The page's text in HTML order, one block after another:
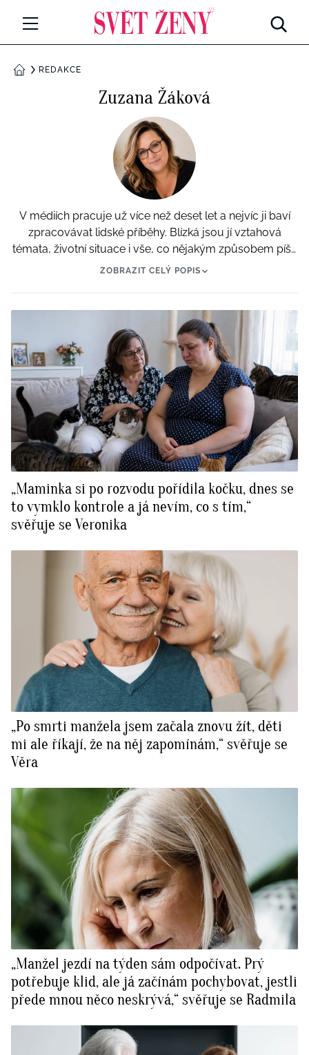
Seberozvoj
Všechny kategorie
Životní styl
ZÁBAVA
Všechny kategorie
Testy a kvízy
Rady a tipy
Extra
SVĚT ŽENY - 599 KČ
ROČNÍ PŘEDPLATNÉ SVĚT ŽENY +
SADA PRODUKTŮ MANA (10 ks)
DOMŮREDAKCE
Zuzana Žáková
V médiích pracuje už více než deset let a nejvíc ji baví
zpracovávat lidské příběhy. Blízká jsou jí vztahová
témata, životní situace i vše, co nějakým způsobem píše
sám život. U citlivějších témat spolupracuje s portálem
ZOBRAZIT CELÝ POPIS
„Maminka si po rozvodu pořídila kočku, dnes se
to vymklo kontrole a já nevím, co s tím,“
svěřuje se Veronika
„Po smrti manžela jsem začala znovu žít, děti
mi ale říkají, že na něj zapomínám,“ svěřuje se
Věra
„Manžel jezdí na týden sám odpočívat. Prý
potřebuje klid, ale já začínám pochybovat, jestli
přede mnou něco neskrývá,“ svěřuje se Radmila